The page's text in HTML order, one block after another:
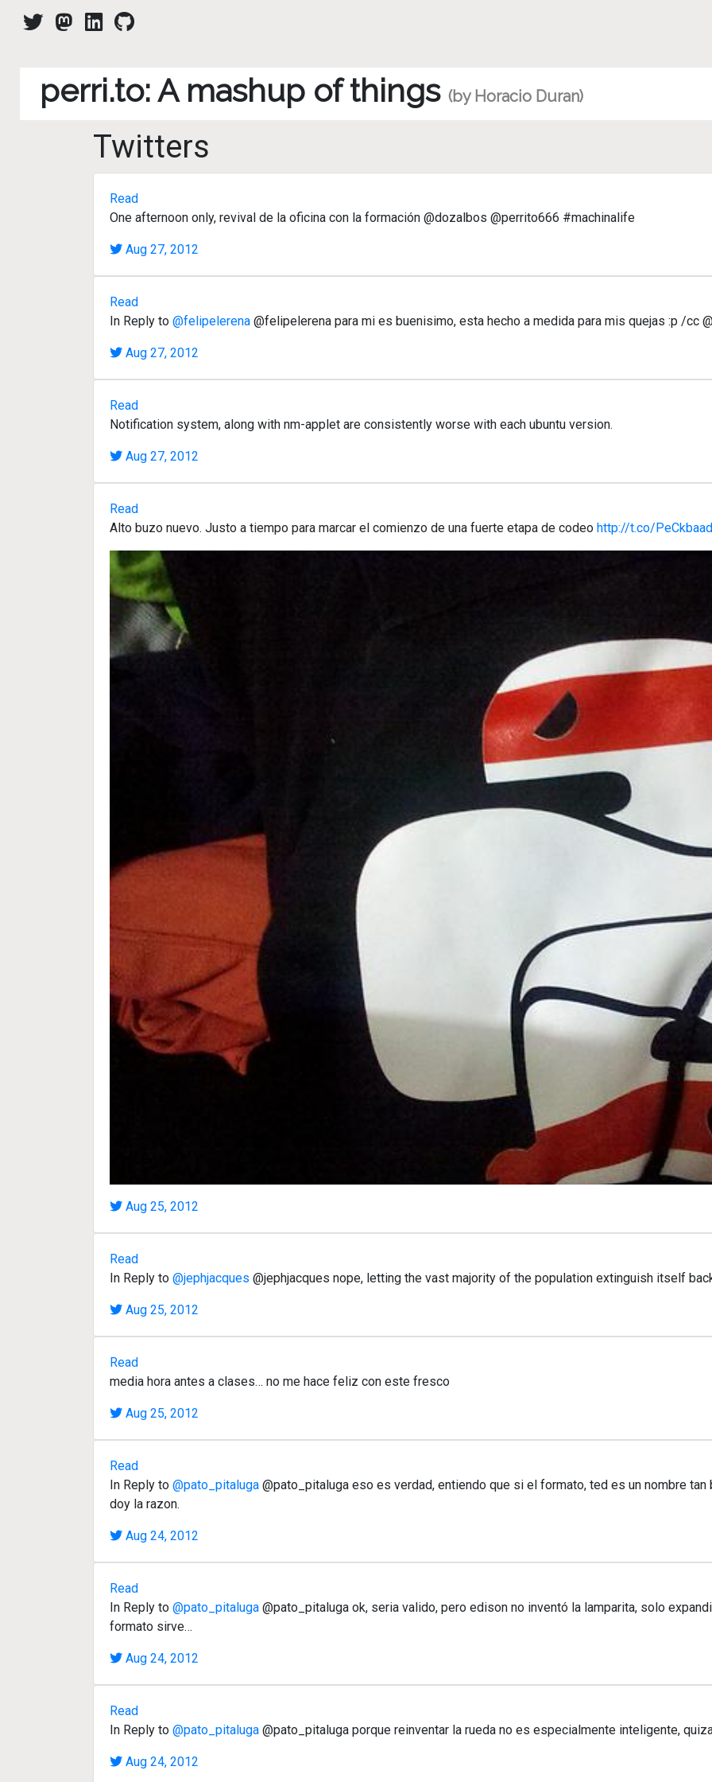
perri.to: A mashup of things (by Horacio Duran)
Twitters
Read
One afternoon only, revival de la oficina con la formación @dozalbos @perrito666 #machinalife
Aug 27, 2012
Read
In Reply to @felipelerena @felipelerena para mi es buenisimo, esta hecho a medida para mis quejas :p /cc
Aug 27, 2012
Read
Notification system, along with nm-applet are consistently worse with each ubuntu version.
Aug 27, 2012
Read
Alto buzo nuevo. Justo a tiempo para marcar el comienzo de una fuerte etapa de codeo http://t.co/PeCkbaad
Aug 25, 2012
Read
In Reply to @jephjacques @jephjacques nope, letting the vast majority of the population extinguish itself
Aug 25, 2012
Read
media hora antes a clases… no me hace feliz con este fresco
Aug 25, 2012
Read
In Reply to @pato_pitaluga @pato_pitaluga eso es verdad, entiendo que si el formato, ted es un nombre
doy la razon.
Aug 24, 2012
Read
In Reply to @pato_pitaluga @pato_pitaluga ok, seria valido, pero edison no inventó la lamparita, solo
formato sirve…
Aug 24, 2012
Read
In Reply to @pato_pitaluga @pato_pitaluga porque reinventar la rueda no es especialmente inteligente,
Aug 24, 2012